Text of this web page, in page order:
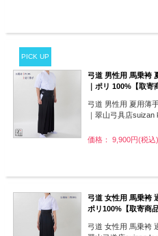
PICK UP
弓道 男性用 馬乗袴
｜ポリ 100%【取寄
弓道 男性用 夏用薄
｜翠山弓具店suizan
価格： 9,900円(税込)
弓道 女性用 馬乗袴
ポリ100%【取寄商品
弓道 女性用 馬乗袴